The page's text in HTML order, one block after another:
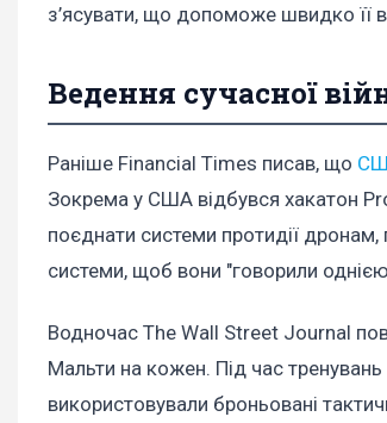
з’ясувати, що допоможе швидко її
Ведення сучасної
Раніше Financial Times писав, що
Зокрема у США відбувся хакатон
поєднати системи протидії дронам,
системи, щоб вони "говорили
Водночас The Wall Street Journal
Мальти на кожен. Під час
використовували броньовані